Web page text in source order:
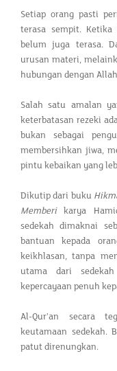
Setiap orang pasti
terasa sempit.
belum juga terasa.
urusan materi,
hubungan dengan
Salah satu amalan
keterbatasan rezeki
bukan sebagai
membersihkan jiwa,
pintu kebaikan yang
Dikutip dari buku
Memberikarya
sedekah dimaknai
bantuan kepada
keikhlasan, tanpa
utama dari
kepercayaan penuh
Al-Qur’an secara
keutamaan sedekah.
patut direnungkan.